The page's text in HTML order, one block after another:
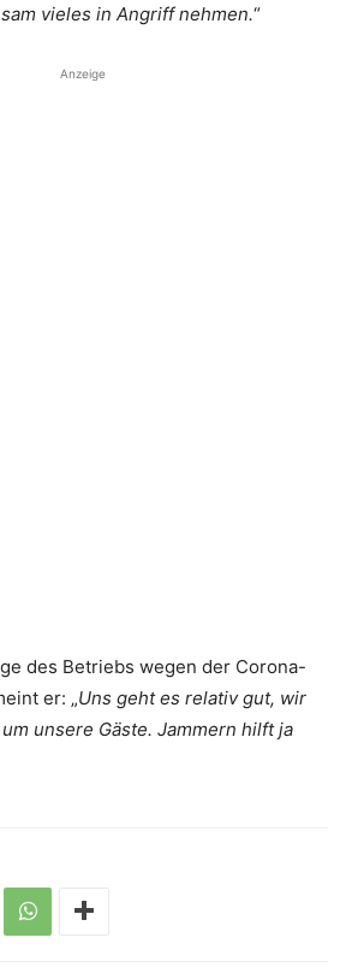
­vieles in Angriff nehmen.“
Anzeige
des Betriebs wegen der Corona-
er: „Uns geht es relativ gut, wir
­unsere Gäste. Jammern hilft ja